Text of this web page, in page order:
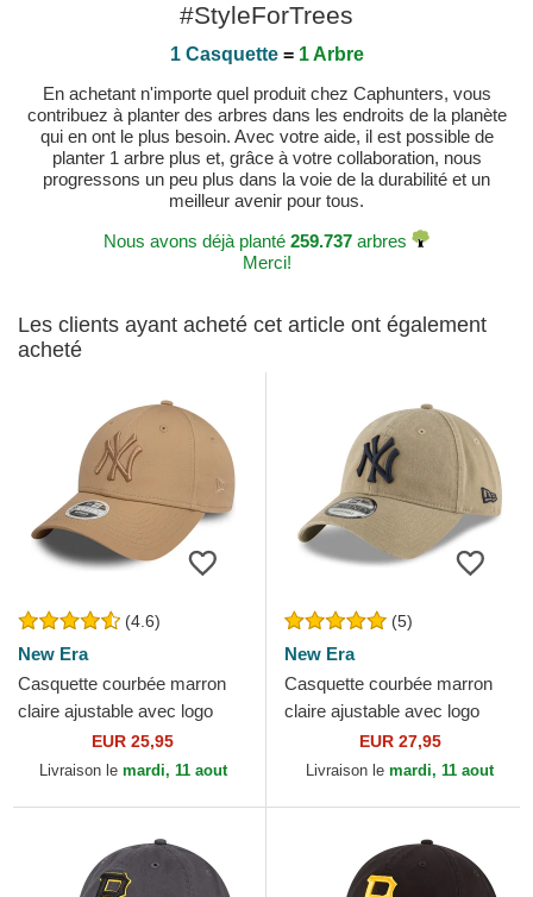
#StyleForTrees
1 Casquette= 1 Arbre
En achetant n'importe quel produit chez Caphunters, vous
contribuez à planter des arbres dans les endroits de la planète
qui en ont le plus besoin. Avec votre aide, il est possible de
planter 1 arbre plus et, grâce à votre collaboration, nous
progressons un peu plus dans la voie de la durabilité et un
meilleur avenir pour tous.
Nous avons déjà planté 259.737 arbres
Merci!
Les clients ayant acheté cet article ont également
acheté
(4.6)
New Era
Casquette courbée marron
claire ajustable avec logo
marron claire femme
9FORTY League Essential...
EUR 25,95
Livraison le mardi, 11 aout
(5)
New Era
Casquette courbée marron
claire ajustable avec logo
bleu marine 9TWENTY Core
Classic New York...
EUR 27,95
Livraison le mardi, 11 aout